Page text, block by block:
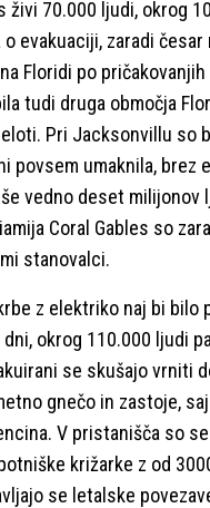
živi 70.000 ljudi, okrog
o evakuaciji, zaradi
Floridi po pričakovanjih
tudi druga območja
Pri Jacksonvillu so
povsem umaknila, brez
vedno deset milijonov
Coral Gables so
stanovalci.
z elektriko naj bi bilo
okrog 110.000 ljudi
se skušajo vrniti
gnečo in zastoje,
V pristanišča so
križarke z od
se letalske